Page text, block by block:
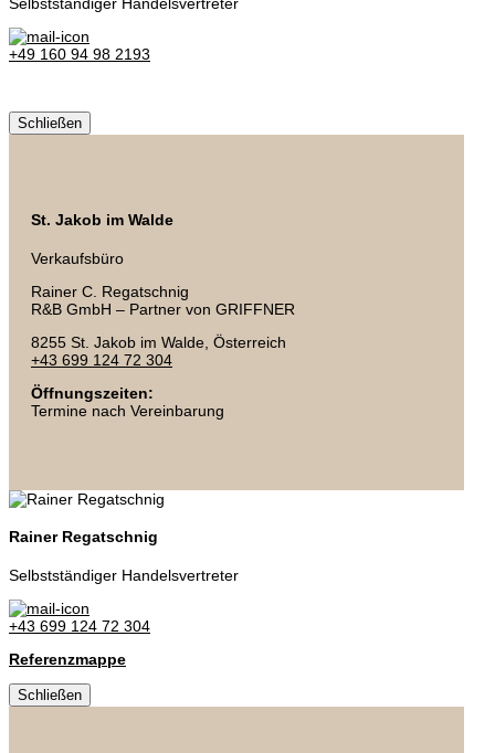
Selbstständiger Handelsvertreter
+49 160 94 98 2193
Schließen
St. Jakob im Walde
Verkaufsbüro
Rainer C. Regatschnig
R&B GmbH – Partner von GRIFFNER
8255 St. Jakob im Walde, Österreich
+43 699 124 72 304
Öffnungszeiten:
Termine nach Vereinbarung
Rainer Regatschnig
Selbstständiger Handelsvertreter
+43 699 124 72 304
Referenzmappe
Schließen